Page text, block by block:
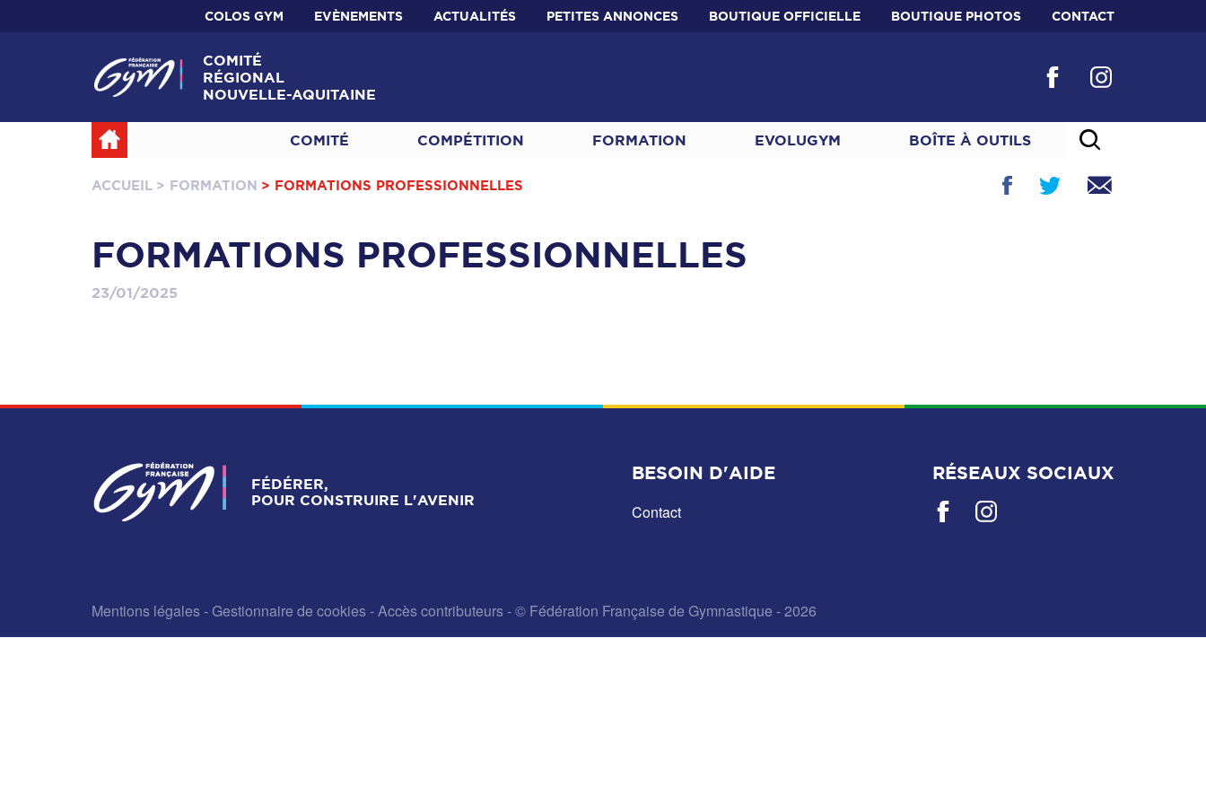
COLOS GYM EVÈNEMENTS ACTUALITÉS PETITES ANNONCES BOUTIQUE OFFICIELLE BOUTIQUE PHOTOS CONTACT
COMITÉ
RÉGIONAL
NOUVELLE-AQUITAINE
COMITÉ COMPÉTITION FORMATION EVOLUGYM BOÎTE À OUTILS
ACCUEIL > FORMATION > FORMATIONS PROFESSIONNELLES
FORMATIONS PROFESSIONNELLES
23/01/2025
FÉDÉRER,
POUR CONSTRUIRE L'AVENIR
BESOIN D'AIDE
Contact
RÉSEAUX SOCIAUX
Mentions légales-Gestionnaire de cookies-Accès contributeurs- © Fédération Française de Gymnastique - 2026